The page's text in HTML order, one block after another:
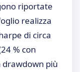
riportate
realizza
di circa
% con
drawdown più